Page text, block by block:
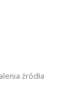
źródła